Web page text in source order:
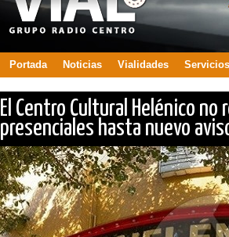
Portada Noticias Vialidades Servicios
El Centro Cultural Helénico
presenciales hasta nuevo